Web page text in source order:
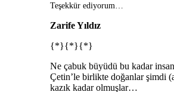
Teşekkür ediyorum…
Zarife Yıldız
{*}{*}{*}
Ne çabuk büyüdü bu kadar
Çetin’le birlikte doğanlar şimdi
kazık kadar olmuşlar…